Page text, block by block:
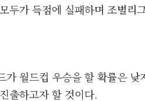
두가 득점에 실패하며 조별리
가 월드컵 우승을 할 확률은
출하고자 할 것이다.